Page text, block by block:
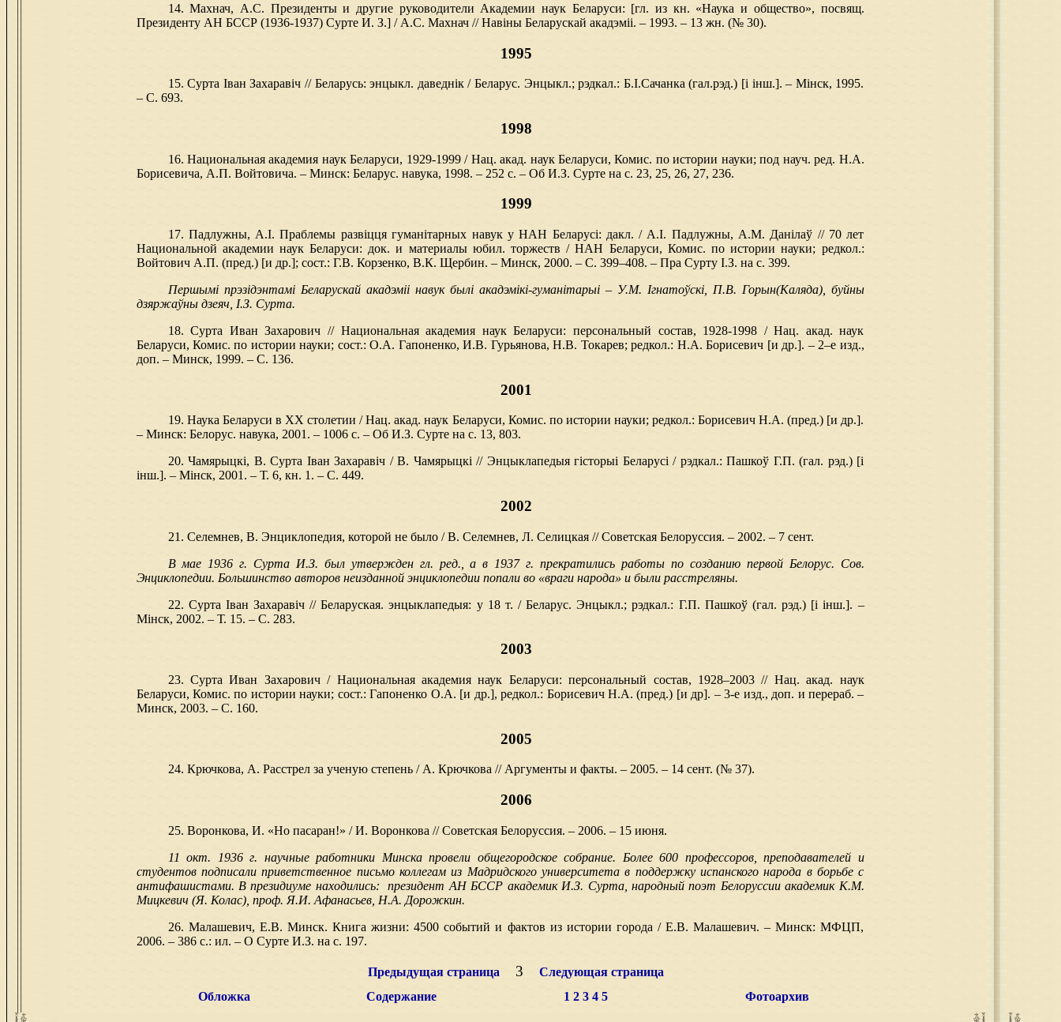
14. Махнач, А.С. Президенты и другие руководители Академии наук Беларуси: [гл. из кн. «Наука и общество», посвящ.
Президенту АН БССР (1936-1937) Сурте И. З.] / А.С. Махнач // Навіны Беларускай акадэміі. – 1993. – 13 жн. (№ 30).
1995
15. Сурта Іван Захаравіч // Беларусь: энцыкл. даведнік / Беларус. Энцыкл.; рэдкал.: Б.І.Сачанка (гал.рэд.) [і інш.]. – Мінск, 1995.
– С. 693.
1998
16. Национальная академия наук Беларуси, 1929-1999 / Нац. акад. наук Беларуси, Комис. по истории науки; под науч. ред. Н.А.
Борисевича, А.П. Войтовича. – Минск: Беларус. навука, 1998. – 252 с. – Об И.З. Сурте на с. 23, 25, 26, 27, 236.
1999
17. Падлужны, А.І. Праблемы развіцця гуманітарных навук у НАН Беларусі: дакл. / А.І. Падлужны, А.М. Данілаў // 70 лет
Национальной академии наук Беларуси: док. и материалы юбил. торжеств / НАН Беларуси, Комис. по истории науки; редкол.:
Войтович А.П. (пред.) [и др.]; cост.: Г.В. Корзенко, В.К. Щербин. – Минск, 2000. – С. 399–408. – Пра Сурту І.З. на с. 399.
Першымі прэзідэнтамі Беларускай акадэміі навук былі акадэмікі-гуманітарыі – У.М. Ігнатоўскі, П.В. Горын(Каляда), буйны
дзяржаўны дзеяч, І.З. Сурта.
18. Сурта Иван Захарович // Национальная академия наук Беларуси: персональный состав, 1928-1998 / Нац. акад. наук
Беларуси, Комис. по истории науки; сост.: О.А. Гапоненко, И.В. Гурьянова, Н.В. Токарев; редкол.: Н.А. Борисевич [и др.]. – 2–е изд.,
доп. – Минск, 1999. – С. 136.
2001
19. Наука Беларуси в ХХ столетии / Нац. акад. наук Беларуси, Комис. по истории науки; редкол.: Борисевич Н.А. (пред.) [и др.].
– Минск: Белорус. навука, 2001. – 1006 с. – Об И.З. Сурте на с. 13, 803.
20. Чамярыцкі, В. Сурта Іван Захаравіч / В. Чамярыцкі // Энцыклапедыя гісторыі Беларусі / рэдкал.: Пашкоў Г.П. (гал. рэд.) [і
інш.]. – Мінск, 2001. – Т. 6, кн. 1. – С. 449.
2002
21. Селемнев, В. Энциклопедия, которой не было / В. Селемнев, Л. Селицкая // Советская Белоруссия. – 2002. – 7 сент.
В мае 1936 г. Сурта И.З. был утвержден гл. ред., а в 1937 г. прекратились работы по созданию первой Белорус. Сов.
Энциклопедии. Большинство авторов неизданной энциклопедии попали во «враги народа» и были расстреляны.
22. Сурта Іван Захаравіч // Беларуская. энцыклапедыя: у 18 т. / Беларус. Энцыкл.; рэдкал.: Г.П. Пашкоў (гал. рэд.) [і інш.]. –
Мінск, 2002. – Т. 15. – С. 283.
2003
23. Сурта Иван Захарович / Национальная академия наук Беларуси: персональный состав, 1928–2003 // Нац. акад. наук
Беларуси, Комис. по истории науки; сост.: Гапоненко О.А. [и др.], редкол.: Борисевич Н.А. (пред.) [и др]. – 3-е изд., доп. и перераб. –
Минск, 2003. – С. 160.
2005
24. Крючкова, А. Расстрел за ученую степень / А. Крючкова // Аргументы и факты. – 2005. – 14 сент. (№ 37).
2006
25. Воронкова, И. «Но пасаран!» / И. Воронкова // Советская Белоруссия. – 2006. – 15 июня.
11 окт. 1936 г. научные работники Минска провели общегородскоесобрание. Более 600 профессоров, преподавателей и
студентов подписали приветственное письмо коллегам из Мадридского университета в поддержку испанского народа в борьбе с
антифашистами. В президиуме находились: президент АН БССР академик И.З. Сурта, народный поэт Белоруссии академик К.М.
Мицкевич (Я. Колас), проф. Я.И. Афанасьев, Н.А. Дорожкин.
26. Малашевич, Е.В. Минск. Книга жизни: 4500 событий и фактов из истории города / Е.В. Малашевич. – Минск: МФЦП,
2006. – 386 с.: ил. – О Сурте И.З. на с. 197.
Предыдущая страница 3
Следующая страница
Обложка
Содержание 1 2 3 4 5 Фотоархив